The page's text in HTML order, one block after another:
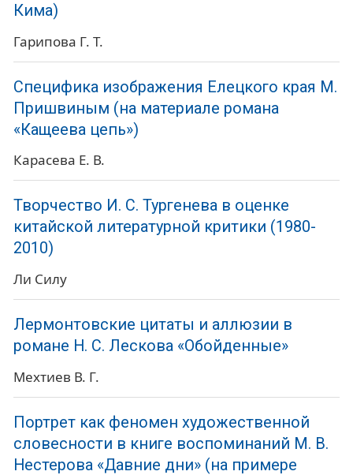
Кима)
Гарипова Г. Т.
Специфика изображения Елецкого края М.
Пришвиным (на материале романа
«Кащеева цепь»)
Карасева Е. В.
Творчество И. С. Тургенева в оценке
китайской литературной критики (1980-
2010)
Ли Силу
Лермонтовские цитаты и аллюзии в
романе Н. С. Лескова «Обойденные»
Мехтиев В. Г.
Портрет как феномен художественной
словесности в книге воспоминаний М. В.
Нестерова «Давние дни» (на примере